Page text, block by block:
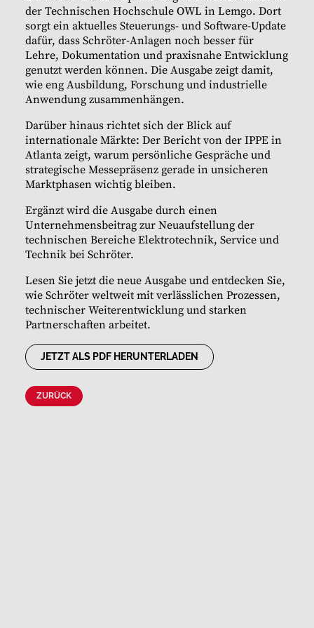
der Technischen Hochschule OWL in Lemgo. Dort
sorgt ein aktuelles Steuerungs- und Software-Update
dafür, dass Schröter-Anlagen noch besser für
Lehre, Dokumentation und praxisnahe Entwicklung
genutzt werden können. Die Ausgabe zeigt damit,
wie eng Ausbildung, Forschung und industrielle
Anwendung zusammenhängen.
Darüber hinaus richtet sich der Blick auf
internationale Märkte: Der Bericht von der IPPE in
Atlanta zeigt, warum persönliche Gespräche und
strategische Messepräsenz gerade in unsicheren
Marktphasen wichtig bleiben.
Ergänzt wird die Ausgabe durch einen
Unternehmensbeitrag zur Neuaufstellung der
technischen Bereiche Elektrotechnik, Service und
Technik bei Schröter.
Lesen Sie jetzt die neue Ausgabe und entdecken Sie,
wie Schröter weltweit mit verlässlichen Prozessen,
technischer Weiterentwicklung und starken
Partnerschaften arbeitet.
JETZT ALS PDF HERUNTERLADEN
ZURÜCK